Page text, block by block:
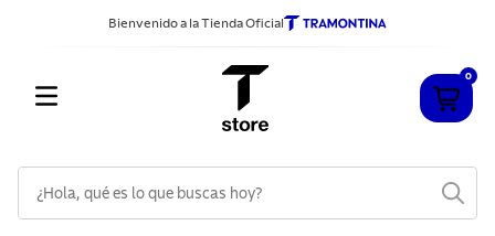
Bienvenido a la Tienda Oficial
0